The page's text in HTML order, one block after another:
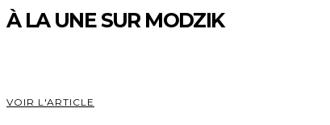
À LA UNE SUR MODZIK
VOIR L'ARTICLE